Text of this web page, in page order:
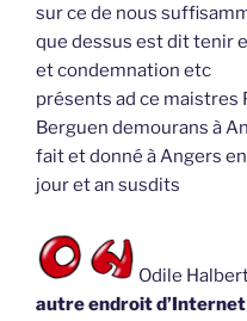
sur ce de nous
que dessus est dit tenir
et condemnation etc
présents ad ce maistres
Berguen demourans à
fait et donné à Angers
jour et an susdits
Odile
autre endroit d’Internet